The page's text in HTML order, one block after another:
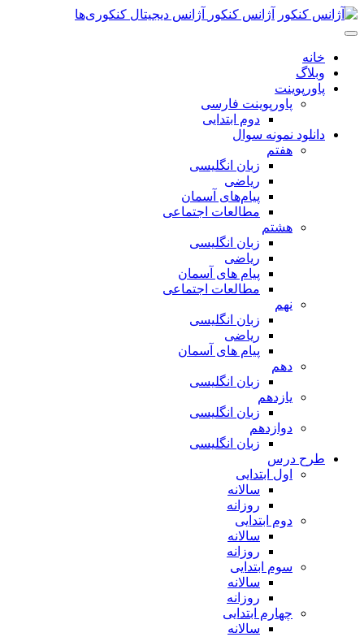
پرش
به
اصلی
آژانس کنکور آژانس دیجیتال کنکوری‌ها
خانه
وبلاگ
پاورپوینت
پاورپوینت فارسی
دوم ابتدایی
دانلود نمونه سوال
هفتم
زبان انگلیسی
ریاضی
پیام‌های آسمان
مطالعات اجتماعی
هشتم
زبان انگلیسی
ریاضی
پیام های آسمان
مطالعات اجتماعی
نهم
زبان انگلیسی
ریاضی
پیام های آسمان
دهم
زبان انگلیسی
یازدهم
زبان انگلیسی
دوازدهم
زبان انگلیسی
طرح درس
اول ابتدایی
سالانه
روزانه
دوم ابتدایی
سالانه
روزانه
سوم ابتدایی
سالانه
روزانه
چهارم ابتدایی
سالانه